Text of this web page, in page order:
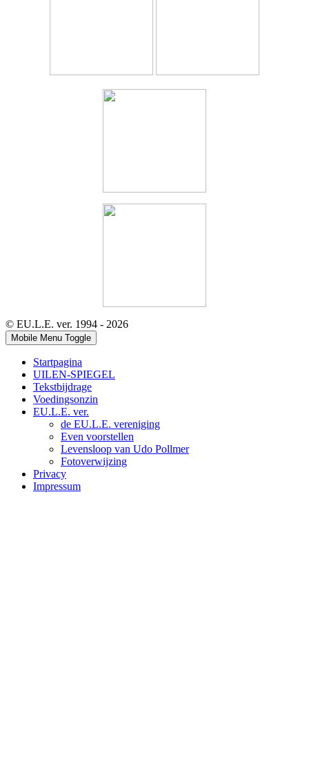
© EU.L.E. ver. 1994 - 2026
Mobile Menu Toggle
Startpagina
UILEN-SPIEGEL
Tekstbijdrage
Voedingsonzin
EU.L.E. ver.
de EU.L.E. vereniging
Even voorstellen
Levensloop van Udo Pollmer
Fotoverwijzing
Privacy
Impressum